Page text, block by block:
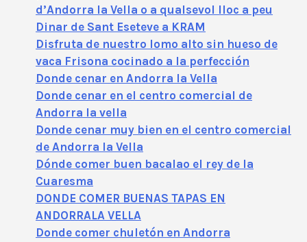
d’Andorra la Vella o a qualsevol lloc a peu
Dinar de Sant Eseteve a KRAM
Disfruta de nuestro lomo alto sin hueso de
vaca Frisona cocinado a la perfección
Donde cenar en Andorra la Vella
Donde cenar en el centro comercial de
Andorra la vella
Donde cenar muy bien en el centro comercial
de Andorra la Vella
Dónde comer buen bacalao el rey de la
Cuaresma
DONDE COMER BUENAS TAPAS EN
ANDORRALA VELLA
Donde comer chuletón en Andorra